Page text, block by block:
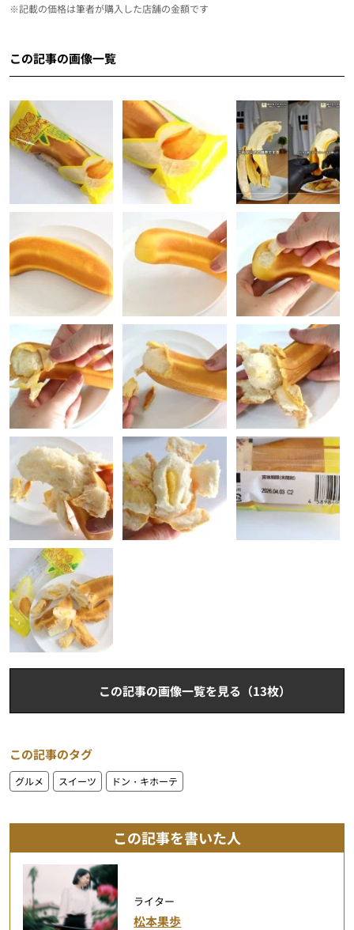
※記載の価格は筆者が購入した店舗の金額です
この記事の画像一覧
この記事の画像一覧を見る（13枚）
この記事のタグ
グルメ スイーツ ドン・キホーテ
この記事を書いた人
ライター
松本果歩